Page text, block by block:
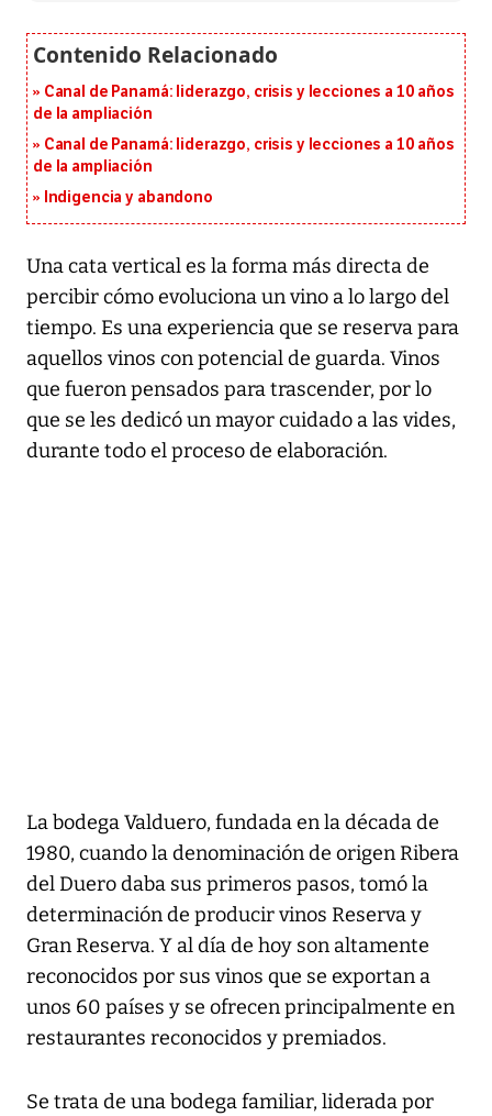
Canal de Panamá: liderazgo, crisis y lecciones a 10 años
de la ampliación
Canal de Panamá: liderazgo, crisis y lecciones a 10 años
de la ampliación
Indigencia y abandono
Una cata vertical es la forma más directa de
percibir cómo evoluciona un vino a lo largo del
tiempo. Es una experiencia que se reserva para
aquellos vinos con potencial de guarda. Vinos
que fueron pensados para trascender, por lo
que se les dedicó un mayor cuidado a las vides,
durante todo el proceso de elaboración.
La bodega Valduero, fundada en la década de
1980, cuando la denominación de origen Ribera
del Duero daba sus primeros pasos, tomó la
determinación de producir vinos Reserva y
Gran Reserva. Y al día de hoy son altamente
reconocidos por sus vinos que se exportan a
unos 60 países y se ofrecen principalmente en
restaurantes reconocidos y premiados.
Se trata de una bodega familiar, liderada por